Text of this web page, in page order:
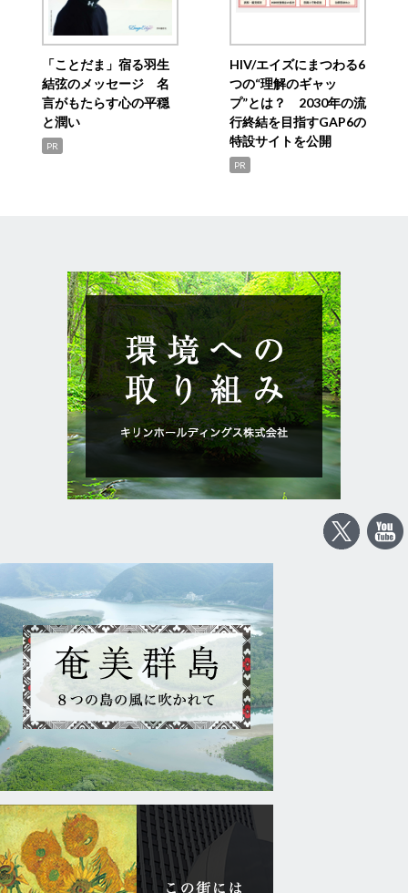
「ことだま」宿る羽生
結弦のメッセージ 名
言がもたらす心の平穏
と潤い
PR
HIV/エイズにまつわる6
つの“理解のギャッ
プ”とは？ 2030年の流
行終結を目指すGAP6の
特設サイトを公開
PR